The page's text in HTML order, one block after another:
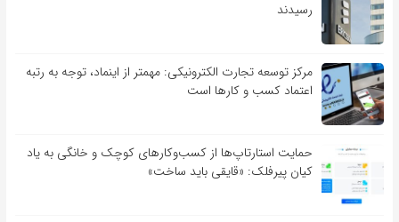
رسیدند
مرکز توسعه تجارت الکترونیکی: مهمتر از اینماد، توجه به رتبه
اعتماد کسب و کارها است
حمایت استارتاپ‌ها از کسب‌وکارهای کوچک و خانگی به یاد
کیان پیرفلک: «قایقی باید ساخت»